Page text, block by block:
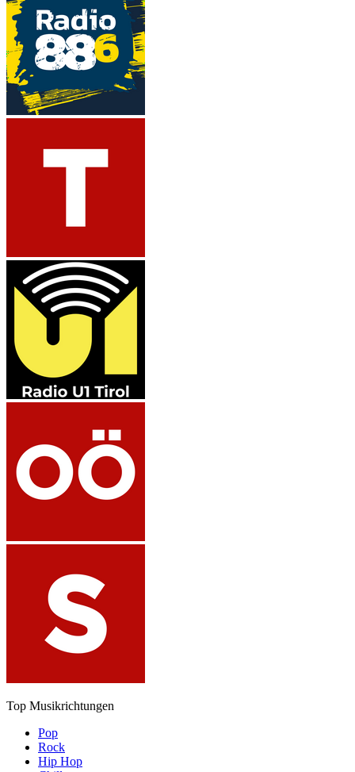
Top Musikrichtungen
Pop
Rock
Hip Hop